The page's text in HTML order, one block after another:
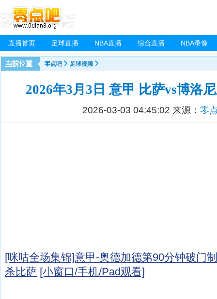
直播首页 足球直播 NBA直播 综合直播 NBA录像
零点吧 足球视频
2026年3月3日 意甲 比萨vs博洛
2026-03-03 04:45:02 来源： 零
[咪咕全场集锦]意甲-奥德加德第90分钟破门
杀比萨 [小窗口/手机/Pad观看]